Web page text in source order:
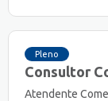
Pleno
Consultor
Atendente